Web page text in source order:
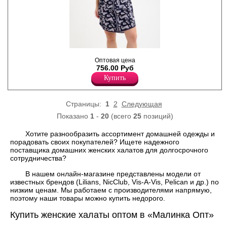
короткими рукавами,
боковыми карманами,
центральной застежкой на
молнию, задняя деталь
удлиненная.
Оптовая цена
756.00 Руб
Купить
Страницы: 1 2 Следующая
Показано 1- 20(всего 25позиций)
Хотите разнообразить ассортимент домашней одежды и
порадовать своих покупателей? Ищете надежного
поставщика домашних женских халатов для долгосрочного
сотрудничества?
В нашем онлайн-магазине представлены модели от
известных брендов (Lilians, NicClub, Vis-A-Vis, Pelican и др.) по
низким ценам. Мы работаем с производителями напрямую,
поэтому наши товары можно купить недорого.
Купить женские халаты оптом в «Малинка Опт»